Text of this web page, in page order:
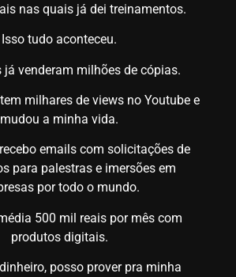
nas quais já dei treinamentos.
Isso tudo aconteceu.
já venderam milhões de cópias.
milhares de views no Youtube e
mudou a minha vida.
emails com solicitações de
para palestras e imersões em
por todo o mundo.
500 mil reais por mês com
produtos digitais.
posso prover pra minha